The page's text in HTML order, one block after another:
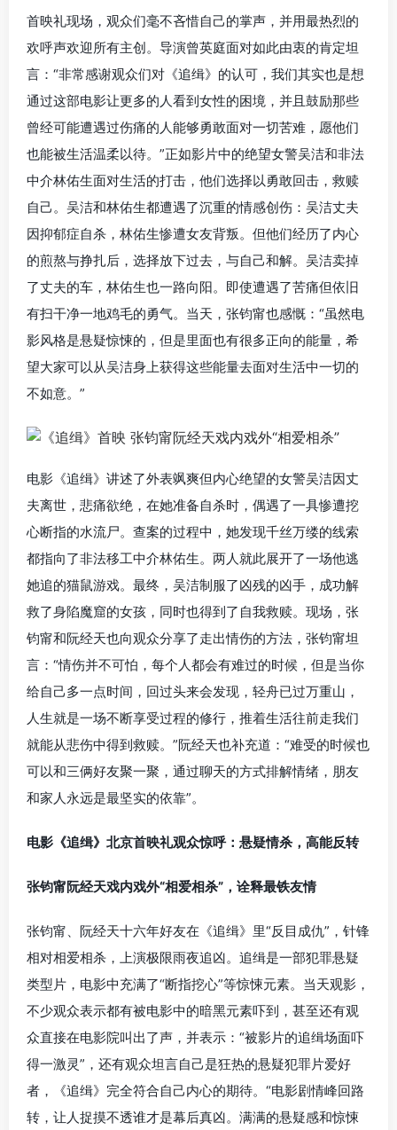
首映礼现场，观众们毫不吝惜自己的掌声，并用最热烈的
欢呼声欢迎所有主创。导演曾英庭面对如此由衷的肯定坦
言：“非常感谢观众们对《追缉》的认可，我们其实也是想
通过这部电影让更多的人看到女性的困境，并且鼓励那些
曾经可能遭遇过伤痛的人能够勇敢面对一切苦难，愿他们
也能被生活温柔以待。”正如影片中的绝望女警吴洁和非法
中介林佑生面对生活的打击，他们选择以勇敢回击，救赎
自己。吴洁和林佑生都遭遇了沉重的情感创伤：吴洁丈夫
因抑郁症自杀，林佑生惨遭女友背叛。但他们经历了内心
的煎熬与挣扎后，选择放下过去，与自己和解。吴洁卖掉
了丈夫的车，林佑生也一路向阳。即使遭遇了苦痛但依旧
有扫干净一地鸡毛的勇气。当天，张钧甯也感慨：“虽然电
影风格是悬疑惊悚的，但是里面也有很多正向的能量，希
望大家可以从吴洁身上获得这些能量去面对生活中一切的
不如意。”
电影《追缉》讲述了外表飒爽但内心绝望的女警吴洁因丈
夫离世，悲痛欲绝，在她准备自杀时，偶遇了一具惨遭挖
心断指的水流尸。查案的过程中，她发现千丝万缕的线索
都指向了非法移工中介林佑生。两人就此展开了一场他逃
她追的猫鼠游戏。最终，吴洁制服了凶残的凶手，成功解
救了身陷魔窟的女孩，同时也得到了自我救赎。现场，张
钧甯和阮经天也向观众分享了走出情伤的方法，张钧甯坦
言：“情伤并不可怕，每个人都会有难过的时候，但是当你
给自己多一点时间，回过头来会发现，轻舟已过万重山，
人生就是一场不断享受过程的修行，推着生活往前走我们
就能从悲伤中得到救赎。”阮经天也补充道：“难受的时候也
可以和三俩好友聚一聚，通过聊天的方式排解情绪，朋友
和家人永远是最坚实的依靠”。
电影《追缉》北京首映礼观众惊呼：悬疑情杀，高能反转
张钧甯阮经天戏内戏外“相爱相杀”，诠释最铁友情
张钧甯、阮经天十六年好友在《追缉》里“反目成仇”，针锋
相对相爱相杀，上演极限雨夜追凶。追缉是一部犯罪悬疑
类型片，电影中充满了“断指挖心”等惊悚元素。当天观影，
不少观众表示都有被电影中的暗黑元素吓到，甚至还有观
众直接在电影院叫出了声，并表示：“被影片的追缉场面吓
得一激灵”，还有观众坦言自己是狂热的悬疑犯罪片爱好
者，《追缉》完全符合自己内心的期待。“电影剧情峰回路
转，让人捉摸不透谁才是幕后真凶。满满的悬疑感和惊悚